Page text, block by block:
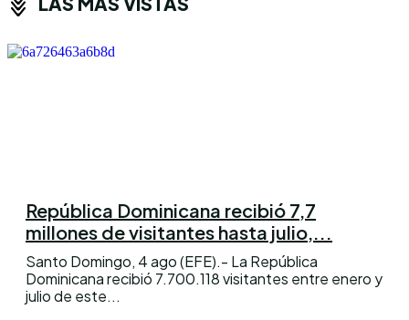
República Dominicana recibió 7,7
millones de visitantes hasta julio,...
Santo Domingo, 4 ago (EFE).- La República
Dominicana recibió 7.700.118 visitantes entre enero y
julio de este...